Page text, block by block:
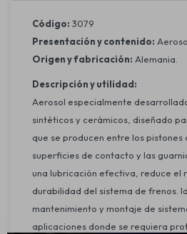
Código: 3079
Presentación y contenido:
Origen y fabricación: Alemania.
Descripción y utilidad:
Aerosol especialmente
sintéticos y cerámicos, diseñado
que se producen entre los pistones
superficies de contacto y las
una lubricación efectiva, reduce el
durabilidad del sistema de frenos.
mantenimiento y montaje de
aplicaciones donde se requiera